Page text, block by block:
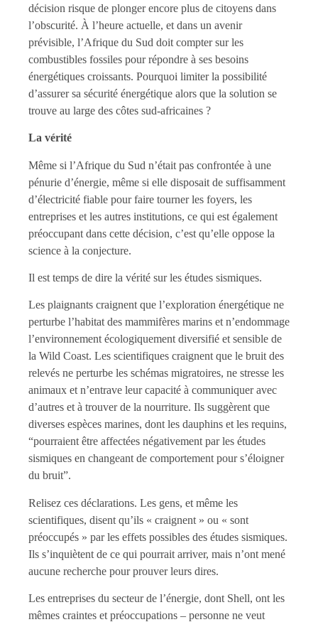
décision risque de plonger encore plus de citoyens dans
l’obscurité. À l’heure actuelle, et dans un avenir
prévisible, l’Afrique du Sud doit compter sur les
combustibles fossiles pour répondre à ses besoins
énergétiques croissants. Pourquoi limiter la possibilité
d’assurer sa sécurité énergétique alors que la solution se
trouve au large des côtes sud-africaines ?
La vérité
Même si l’Afrique du Sud n’était pas confrontée à une
pénurie d’énergie, même si elle disposait de suffisamment
d’électricité fiable pour faire tourner les foyers, les
entreprises et les autres institutions, ce qui est également
préoccupant dans cette décision, c’est qu’elle oppose la
science à la conjecture.
Il est temps de dire la vérité sur les études sismiques.
Les plaignants craignent que l’exploration énergétique ne
perturbe l’habitat des mammifères marins et n’endommage
l’environnement écologiquement diversifié et sensible de
la Wild Coast. Les scientifiques craignent que le bruit des
relevés ne perturbe les schémas migratoires, ne stresse les
animaux et n’entrave leur capacité à communiquer avec
d’autres et à trouver de la nourriture. Ils suggèrent que
diverses espèces marines, dont les dauphins et les requins,
“pourraient être affectées négativement par les études
sismiques en changeant de comportement pour s’éloigner
du bruit”.
Relisez ces déclarations. Les gens, et même les
scientifiques, disent qu’ils « craignent » ou « sont
préoccupés » par les effets possibles des études sismiques.
Ils s’inquiètent de ce qui pourrait arriver, mais n’ont mené
aucune recherche pour prouver leurs dires.
Les entreprises du secteur de l’énergie, dont Shell, ont les
mêmes craintes et préoccupations – personne ne veut